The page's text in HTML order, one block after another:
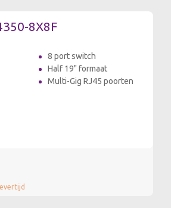
8X8F
8 port switch
Half 19" formaat
Multi-Gig RJ45 poorten